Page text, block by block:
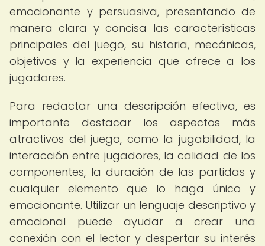
emocionante y persuasiva, presentando de
manera clara y concisa las características
principales del juego, su historia, mecánicas,
objetivos y la experiencia que ofrece a los
jugadores.
Para redactar una descripción efectiva, es
importante destacar los aspectos más
atractivos del juego, como la jugabilidad, la
interacción entre jugadores, la calidad de los
componentes, la duración de las partidas y
cualquier elemento que lo haga único y
emocionante. Utilizar un lenguaje descriptivo y
emocional puede ayudar a crear una
conexión con el lector y despertar su interés